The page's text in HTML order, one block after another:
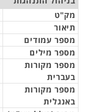
מק"ט
תיאור
מספר עמודים
מספר מילים
מספר מקורות
בעברית
מספר מקורות
באנגלית